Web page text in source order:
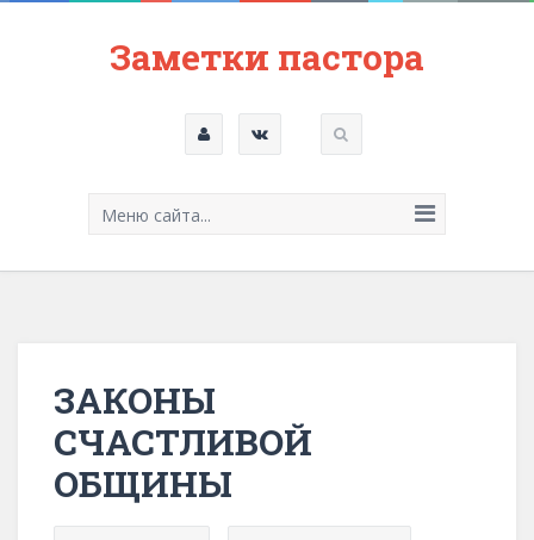
Заметки пастора
Меню сайта...
ЗАКОНЫ
СЧАСТЛИВОЙ
ОБЩИНЫ